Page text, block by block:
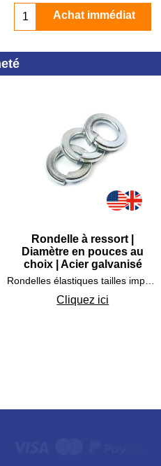
Achat immédiat
Rondelle à ressort |
Diamètre en pouces au
choix | Acier galvanisé
Cliquez ici